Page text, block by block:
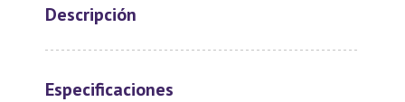
Descripción
Especificaciones